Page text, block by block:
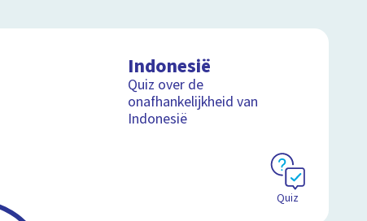
Indonesië
Quiz over de
onafhankelijkheid van
Indonesië
Quiz